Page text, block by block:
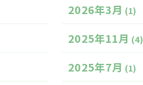
2026年3月 (1)
2025年11月 (4)
2025年7月 (1)